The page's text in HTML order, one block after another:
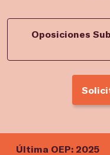
Oposiciones
Última OEP: 2025